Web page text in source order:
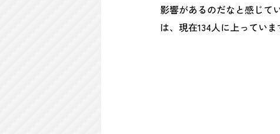
影響があるのだなと感じて
は、現在134人に上っていま